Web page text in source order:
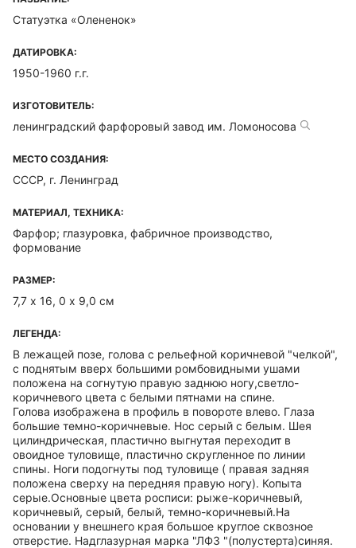
Статуэтка «Олененок»
ДАТИРОВКА:
1950-1960 г.г.
ИЗГОТОВИТЕЛЬ:
ленинградский фарфоровый завод им. Ломоносова
МЕСТО СОЗДАНИЯ:
СССР, г. Ленинград
МАТЕРИАЛ, ТЕХНИКА:
Фарфор; глазуровка, фабричное производство,
формование
РАЗМЕР:
7,7 х 16, 0 х 9,0 см
ЛЕГЕНДА:
В лежащей позе, голова с рельефной коричневой "челкой",
с поднятым вверх большими ромбовидными ушами
положена на согнутую правую заднюю ногу,светло-
коричневого цвета с белыми пятнами на спине.
Голова изображена в профиль в повороте влево. Глаза
большие темно-коричневые. Нос серый с белым. Шея
цилиндрическая, пластично выгнутая переходит в
овоидное туловище, пластично скругленное по линии
спины. Ноги подогнуты под туловище ( правая задняя
положена сверху на передняя правую ногу). Копыта
серые.Основные цвета росписи: рыже-коричневый,
коричневый, серый, белый, темно-коричневый.На
основании у внешнего края большое круглое сквозное
отверстие. Надглазурная марка "ЛФЗ "(полустерта)синяя.